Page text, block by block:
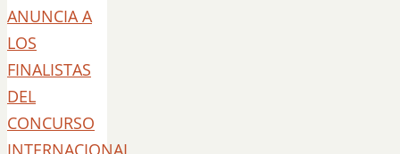
ANUNCIA A
LOS
FINALISTAS
DEL
CONCURSO
INTERNACIONAL